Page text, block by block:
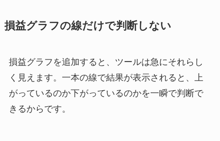
損益グラフの線だけで判断しない
損益グラフを追加すると、ツールは急にそれらし
く見えます。一本の線で結果が表示されると、上
がっているのか下がっているのかを一瞬で判断で
きるからです。